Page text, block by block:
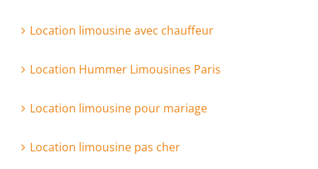
Location limousine avec chauffeur
Location Hummer Limousines Paris
Location limousine pour mariage
Location limousine pas cher